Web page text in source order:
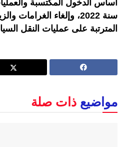
أساس الدخول المكتسبة
سنة 2022، وإلغاء
المترتبة على عمليات النقل
مواضيع ذات صلة